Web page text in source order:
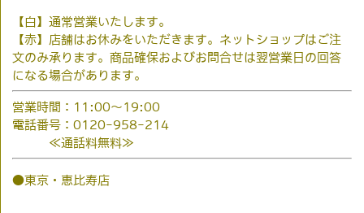
【白】通常営業いたします。
【赤】店舗はお休みをいただきます。ネットショップはご注
文のみ承ります。商品確保およびお問合せは翌営業日の回答
になる場合があります。
営業時間：11:00～19:00
電話番号：0120-958-214
≪通話料無料≫
●東京・恵比寿店